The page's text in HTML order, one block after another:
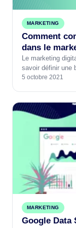
MARKETING
Comment
dans le
Le marketing
savoir définir une
5 octobre 2021
MARKETING
Google Data